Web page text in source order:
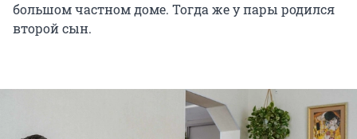
большом частном доме. Тогда же у пары родился
второй сын.